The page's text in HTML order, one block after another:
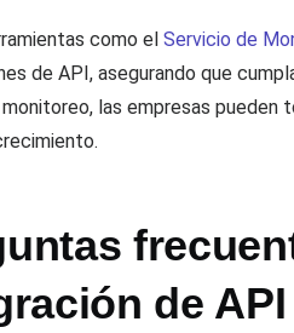
como el Servicio de
de API, asegurando que
las empresas pueden
de API